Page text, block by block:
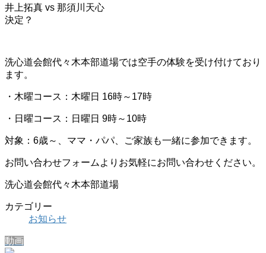
井上拓真 vs 那須川天心
決定？
洗心道会館代々木本部道場では空手の体験を受け付けており
ます。
・木曜コース：木曜日 16時～17時
・日曜コース：日曜日 9時～10時
対象：6歳～、ママ・パパ、ご家族も一緒に参加できます。
お問い合わせフォームよりお気軽にお問い合わせください。
洗心道会館代々木本部道場
カテゴリー
お知らせ
動画